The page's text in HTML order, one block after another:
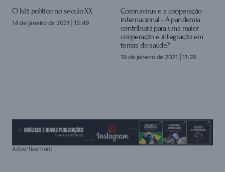
login
O Islã político no século XX
14 de janeiro de 2021 | 15:49
Coronavírus e a cooperação
internacional - A pandemia
contribuirá para uma maior
cooperação e integração em
temas de saúde?
19 de janeiro de 2021 | 11:29
Advertisement